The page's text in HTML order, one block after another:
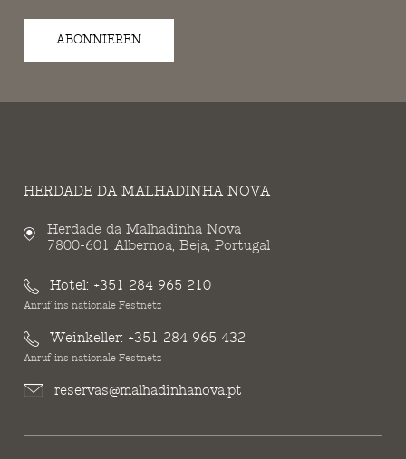
ABONNIEREN
HERDADE DA MALHADINHA NOVA
Herdade da Malhadinha Nova
7800-601 Albernoa, Beja, Portugal
Hotel: +351 284 965 210
Anruf ins nationale Festnetz
Weinkeller: +351 284 965 432
Anruf ins nationale Festnetz
reservas@malhadinhanova.pt